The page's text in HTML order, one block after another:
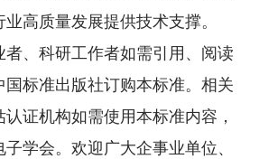
高质量发展提供技术支撑。
者、科研工作者如需引用、阅读
国标准出版社订购本标准。相关
证机构如需使用本标准内容，
学会。欢迎广大企事业单位、